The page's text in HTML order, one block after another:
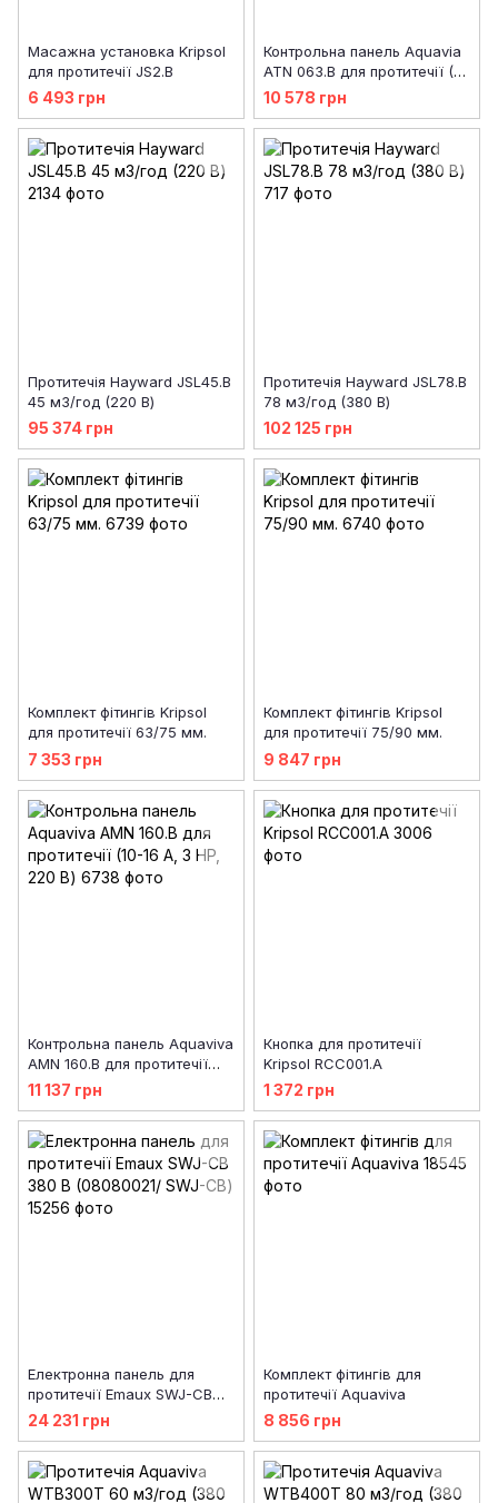
Масажна установка Kripsol
для протитечії JS2.B
6 493 грн
Контрольна панель Aquavia
ATN 063.B для протитечії (4-
6.3 А, 3.5 HP, 380 В)
10 578 грн
Протитечія Hayward JSL45.B
45 м3/год (220 В)
95 374 грн
Протитечія Hayward JSL78.B
78 м3/год (380 В)
102 125 грн
Комплект фітингів Kripsol
для протитечії 63/75 мм.
7 353 грн
Комплект фітингів Kripsol
для протитечії 75/90 мм.
9 847 грн
Контрольна панель Aquaviva
AMN 160.B для протитечії
(10-16 А, 3 HP, 220 В)
11 137 грн
Кнопка для протитечії
Kripsol RCC001.A
1 372 грн
Електронна панель для
протитечії Emaux SWJ-CB
380 В (08080021/ SWJ-CB)
24 231 грн
Комплект фітингів для
протитечії Aquaviva
8 856 грн